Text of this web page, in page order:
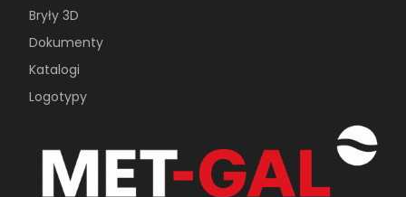
Bryły 3D
Dokumenty
Katalogi
Logotypy